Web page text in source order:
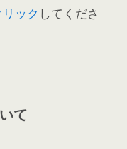
ック してくださ
て